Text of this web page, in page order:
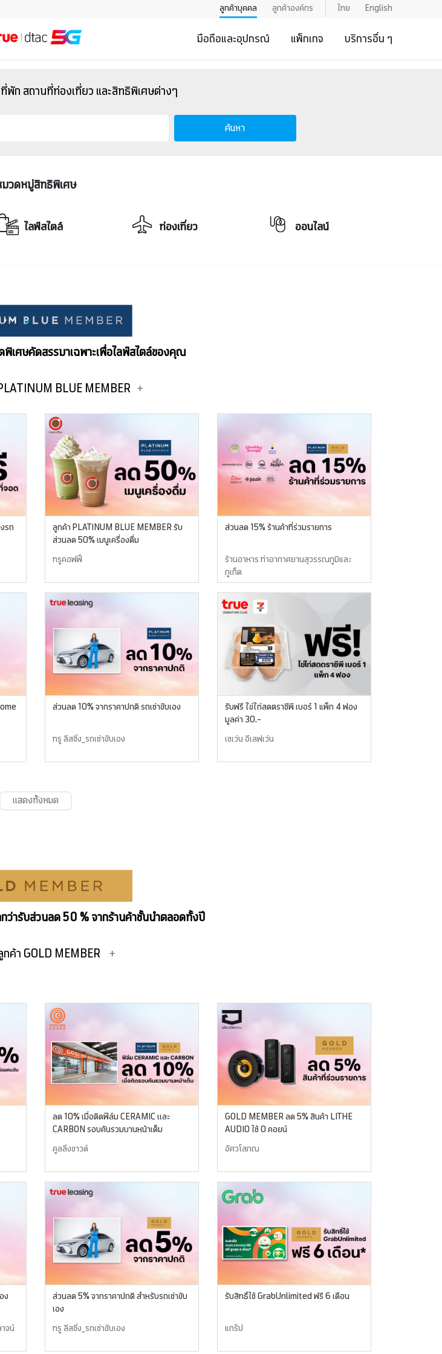
ลูกค้าบุคคล ลูกค้าองค์กร ไทย English
มือถือและอุปกรณ์ แพ็กเกจ บริการอื่น ๆ
พัก สถานที่ท่องเที่ยว และสิทธิพิเศษต่างๆ
ค้นหา
วดหมู่สิทธิพิเศษ
ไลฟ์สไตล์ ท่องเที่ยว ออนไลน์
เศษคัดสรรมาเฉพาะเพื่อไลฟ์สไตล์ของคุณ
BLUE MEMBER
รถ
ลูกค้า PLATINUM BLUE MEMBER รับ
ส่วนลด 50% เมนูเครื่องดื่ม
ทรูคอฟฟี่
ส่วนลด 15% ร้านค้าที่ร่วมรายการ
ร้านอาหาร ท่าอากาศยานสุวรรณภูมิและ
ภูเก็ต
ส่วนลด 10% จากราคาปกติ รถเช่าขับเอง
ทรู ลีสซิ่ง_รถเช่าขับเอง
รับฟรี ไข่ไก่สดตราซีพี เบอร์ 1 แพ็ก 4 ฟอง
มูลค่า 30.-
เซเว่น อีเลฟเว่น
แสดงทั้งหมด
ว่ารับส่วนลด 50 % จากร้านค้าชั้นนำตลอดทั้งปี
ค้า GOLD MEMBER
ลด 10% เมื่อติดฟิล์ม CERAMIC เเละ
CARBON รอบคันรวมบานหน้าเต็ม
คูลลิ่งซาวด์
GOLD MEMBER ลด 5% สินค้า LITHE
AUDIO ใช้ 0 คอยน์
อัศวโสภณ
ง
จน์
ส่วนลด 5% จากราคาปกติ สำหรับรถเช่าขับ
เอง
ทรู ลีสซิ่ง_รถเช่าขับเอง
รับสิทธิ์ใช้ GrabUnlimited ฟรี 6 เดือน
แกร๊ป